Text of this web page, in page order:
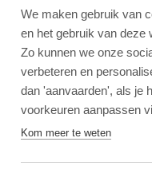
We maken gebruik van
en het gebruik van deze
Zo kunnen we onze
verbeteren en
dan 'aanvaarden', als je
voorkeuren aanpassen
Kom meer te weten